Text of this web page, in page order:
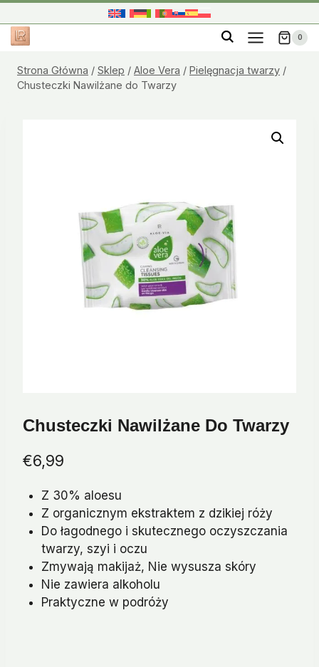
do
treści
0
Strona Główna / Sklep / Aloe Vera / Pielęgnacja twarzy /
Chusteczki Nawilżane do Twarzy
Chusteczki Nawilżane Do Twarzy
€6,99
Z 30% aloesu
Z organicznym ekstraktem z dzikiej róży
Do łagodnego i skutecznego oczyszczania
twarzy, szyi i oczu
Zmywają makijaż, Nie wysusza skóry
Nie zawiera alkoholu
Praktyczne w podróży